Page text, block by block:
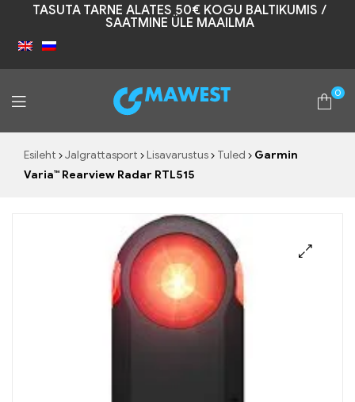
TASUTA TARNE ALATES 50€ KOGU BALTIKUMIS /
SAATMINE ÜLE MAAILMA
Mawest
0
Esileht Jalgrattasport Lisavarustus Tuled
Garmin
Varia™ Rearview Radar RTL515